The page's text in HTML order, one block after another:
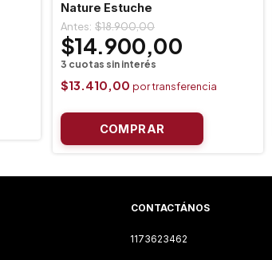
Nature Estuche
$14.900,00
$18.900,00
$13.410,00
CONTACTÁNOS
1173623462